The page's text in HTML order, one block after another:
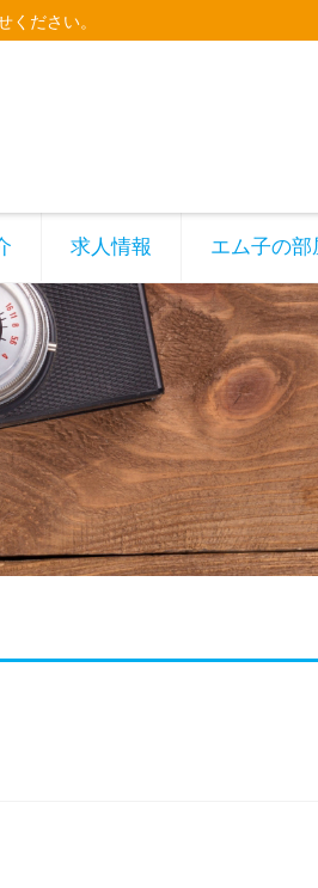
ください。
求人情報 エム子の部